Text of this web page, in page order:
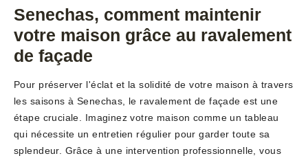
Senechas, comment maintenir
votre maison grâce au ravalement
de façade
Pour préserver l'éclat et la solidité de votre maison à travers
les saisons à Senechas, le ravalement de façade est une
étape cruciale. Imaginez votre maison comme un tableau
qui nécessite un entretien régulier pour garder toute sa
splendeur. Grâce à une intervention professionnelle, vous